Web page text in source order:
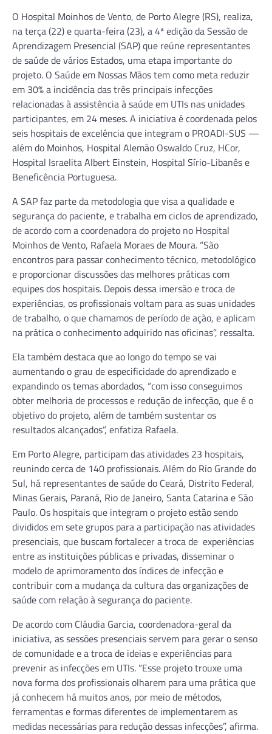
O Hospital Moinhos de Vento, de Porto Alegre (RS), realiza,
na terça (22) e quarta-feira (23), a 4ª edição da Sessão de
Aprendizagem Presencial (SAP) que reúne representantes
de saúde de vários Estados, uma etapa importante do
projeto. O Saúde em Nossas Mãos tem como meta reduzir
em 30% a incidência das três principais infecções
relacionadas à assistência à saúde em UTIs nas unidades
participantes, em 24 meses. A iniciativa é coordenada pelos
seis hospitais de excelência que integram o PROADI-SUS —
além do Moinhos, Hospital Alemão Oswaldo Cruz, HCor,
Hospital Israelita Albert Einstein, Hospital Sírio-Libanês e
Beneficência Portuguesa.
A SAP faz parte da metodologia que visa a qualidade e
segurança do paciente, e trabalha em ciclos de aprendizado,
de acordo com a coordenadora do projeto no Hospital
Moinhos de Vento, Rafaela Moraes de Moura. “São
encontros para passar conhecimento técnico, metodológico
e proporcionar discussões das melhores práticas com
equipes dos hospitais. Depois dessa imersão e troca de
experiências, os profissionais voltam para as suas unidades
de trabalho, o que chamamos de período de ação, e aplicam
na prática o conhecimento adquirido nas oficinas”, ressalta.
Ela também destaca que ao longo do tempo se vai
aumentando o grau de especificidade do aprendizado e
expandindo os temas abordados, “com isso conseguimos
obter melhoria de processos e redução de infecção, que é o
objetivo do projeto, além de também sustentar os
resultados alcançados”, enfatiza Rafaela.
Em Porto Alegre, participam das atividades 23 hospitais,
reunindo cerca de 140 profissionais. Além do Rio Grande do
Sul, há representantes de saúde do Ceará, Distrito Federal,
Minas Gerais, Paraná, Rio de Janeiro, Santa Catarina e São
Paulo. Os hospitais que integram o projeto estão sendo
divididos em sete grupos para a participação nas atividades
presenciais, que buscam fortalecer a troca de experiências
entre as instituições públicas e privadas, disseminar o
modelo de aprimoramento dos índices de infecção e
contribuir com a mudança da cultura das organizações de
saúde com relação à segurança do paciente.
De acordo com Cláudia Garcia, coordenadora-geral da
iniciativa, as sessões presenciais servem para gerar o senso
de comunidade e a troca de ideias e experiências para
prevenir as infecções em UTIs. “Esse projeto trouxe uma
nova forma dos profissionais olharem para uma prática que
já conhecem há muitos anos, por meio de métodos,
ferramentas e formas diferentes de implementarem as
medidas necessárias para redução dessas infecções”, afirma.